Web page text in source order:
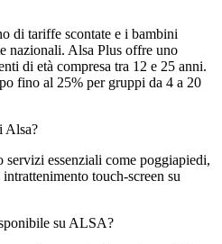
di tariffe scontate e i bambini
nazionali. Alsa Plus offre uno
di età compresa tra 12 e 25 anni.
fino al 25% per gruppi da 4 a 20
Alsa?
essenziali come poggiapiedi,
touch-screen su
su ALSA?